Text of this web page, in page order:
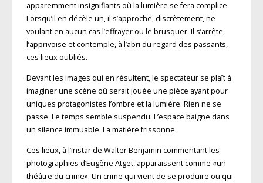
apparemment insignifiants où la lumière se fera complice.
Lorsqu’il en décèle un, il s’approche, discrètement, ne
voulant en aucun cas l’effrayer ou le brusquer. Il s’arrête,
l’apprivoise et contemple, à l’abri du regard des passants,
ces lieux oubliés.
Devant les images qui en résultent, le spectateur se plaît à
imaginer une scène où serait jouée une pièce ayant pour
uniques protagonistes l’ombre et la lumière. Rien ne se
passe. Le temps semble suspendu. L’espace baigne dans
un silence immuable. La matière frissonne.
Ces lieux, à l’instar de Walter Benjamin commentant les
photographies d’Eugène Atget, apparaissent comme «un
théâtre du crime». Un crime qui vient de se produire ou qui